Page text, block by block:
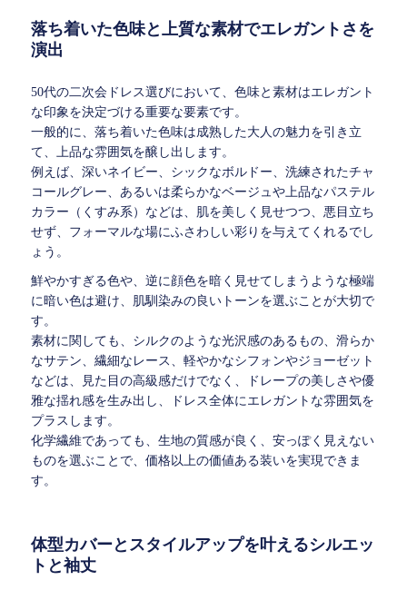
落ち着いた色味と上質な素材でエレガントさを
演出
50代の二次会ドレス選びにおいて、色味と素材はエレガント
な印象を決定づける重要な要素です。
一般的に、落ち着いた色味は成熟した大人の魅力を引き立
て、上品な雰囲気を醸し出します。
例えば、深いネイビー、シックなボルドー、洗練されたチャ
コールグレー、あるいは柔らかなベージュや上品なパステル
カラー（くすみ系）などは、肌を美しく見せつつ、悪目立ち
せず、フォーマルな場にふさわしい彩りを与えてくれるでし
ょう。
鮮やかすぎる色や、逆に顔色を暗く見せてしまうような極端
に暗い色は避け、肌馴染みの良いトーンを選ぶことが大切で
す。
素材に関しても、シルクのような光沢感のあるもの、滑らか
なサテン、繊細なレース、軽やかなシフォンやジョーゼット
などは、見た目の高級感だけでなく、ドレープの美しさや優
雅な揺れ感を生み出し、ドレス全体にエレガントな雰囲気を
プラスします。
化学繊維であっても、生地の質感が良く、安っぽく見えない
ものを選ぶことで、価格以上の価値ある装いを実現できま
す。
体型カバーとスタイルアップを叶えるシルエッ
トと袖丈